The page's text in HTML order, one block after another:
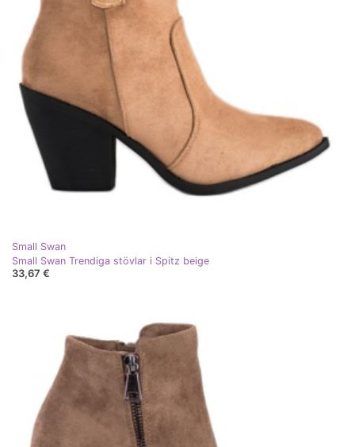
Small Swan
Small Swan Trendiga stövlar i Spitz beige
33,67 €